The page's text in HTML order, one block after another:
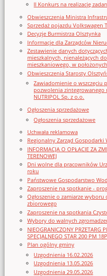
II Konkurs na realizację
Obwieszczenia Ministra
Sprzedaż pojazdu Volkswagen
Decyzje Burmistrza Olsztynka
Informacje dla Zarządców
Zestawienie danych
mieszkalnych, nienależących
mieszkaniowego, w
Obwieszczenia Starosty
Zawiadomienie o wszczęciu
pozwolenia zintegrowanego
NUTRIPOL Sp. z o.o.
Ogłoszenia sprzedażowe
Ogłoszenia sprzedażowe
Uchwała reklamowa
Regionalny Zarząd Gospodarki
INFORMACJA O OPŁACIE ZA
TERENOWEJ
Dni wolne dla pracowników
roku
Państwowe Gospodarstwo
Zaproszenie na spotkanie -
Ogłoszenie o zamiarze
zbiorowego
Zaproszenie na spotkania
Wybory do walnych
NIEOGRANICZONY PRZETARG
SPECJALNEGO STAR 200 PM 18P
Plan ogólny gminy
Uzgodnienia 16.02.2026
Uzgodnienia 13.05.2026
Uzgodnienia 29.05.2026